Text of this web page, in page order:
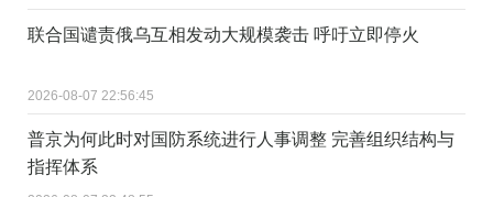
联合国谴责俄乌互相发动大规模袭击 呼吁立即停火
2026-08-07 22:56:45
普京为何此时对国防系统进行人事调整 完善组织结构与
指挥体系